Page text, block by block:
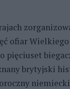
ofiar Wielkiego
brytyjski